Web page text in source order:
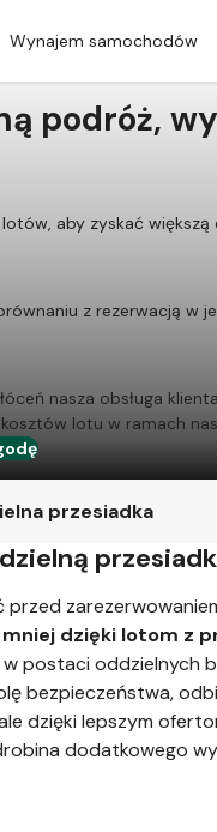
Wynajem samochodów
podróż,
aby zyskać większą
z rezerwacją w
nasza obsługa
lotu w ramach
przesiadka
dzięki lotom z
postaci oddzielnych
bezpieczeństwa,
dzięki lepszym
dodatkowego